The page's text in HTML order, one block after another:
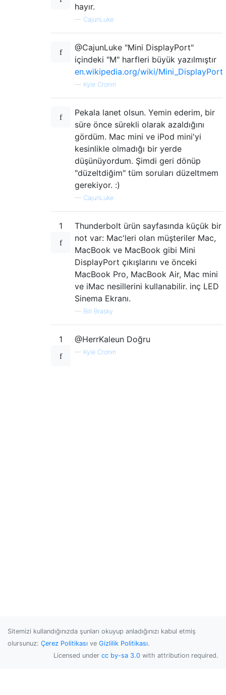
hayır.
— CajunLuke
@CajunLuke "Mini DisplayPort"
içindeki "M" harfleri büyük yazılmıştır
en.wikipedia.org/wiki/Mini_DisplayPort
— Kyle Cronin
Pekala lanet olsun. Yemin ederim, bir
süre önce sürekli olarak azaldığını
gördüm. Mac mini ve iPod mini'yi
kesinlikle olmadığı bir yerde
düşünüyordum. Şimdi geri dönüp
"düzeltdiğim" tüm soruları düzeltmem
gerekiyor. :)
— CajunLuke
1
Thunderbolt ürün sayfasında küçük bir
not var: Mac'leri olan müşteriler Mac,
MacBook ve MacBook gibi Mini
DisplayPort çıkışlarını ve önceki
MacBook Pro, MacBook Air, Mac mini
ve iMac nesillerini kullanabilir. inç LED
Sinema Ekranı.
— Bill Brasky
1 @HerrKaleun Doğru
— Kyle Cronin
Sitemizi kullandığınızda şunları okuyup anladığınızı kabul etmiş
olursunuz: Çerez Politikası ve Gizlilik Politikası.
Licensed under cc by-sa 3.0 with attribution required.